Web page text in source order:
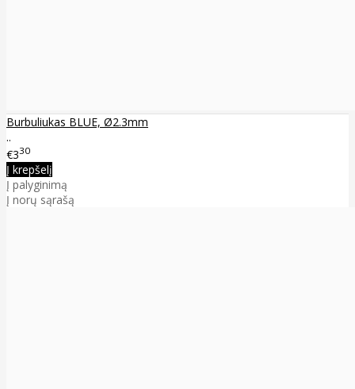
Burbuliukas BLUE, Ø2.3mm
..
€330
Į krepšelį
Į palyginimą
Į norų sąrašą